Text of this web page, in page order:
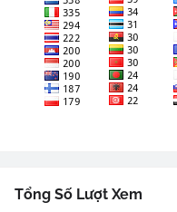
Tổng Số Lượt Xem